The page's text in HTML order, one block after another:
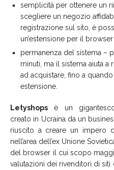
semplicità per ottenere un
scegliere un negozio
registrazione sul sito, è
un’estensione per il
permanenza del sistema –
minuti, ma il sistema aiuta a
ad acquistare, fino a
estensione.
Letyshops è un
creato in Ucraina da un
riuscito a creare un impero
nell’area dell’ex Unione
del browser il cui scopo
valutazioni dei rivenditori di